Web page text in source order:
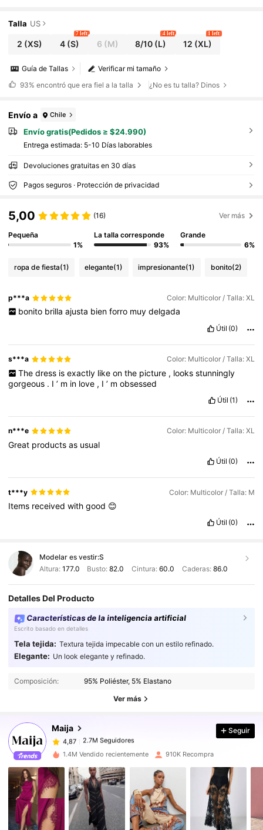
Talla US
2 (XS) 4(S)
7 left
6 (M) 8/10 (L)
4 left
12 (XL)
1 left
Verificar mi tamaño
Guía de Tallas
93% encontró que era fiel a la talla ¿No es tu talla? Dinos
Envío a Chile
Envío gratis(Pedidos ≥ $24.990)
Entrega estimada: 5-10 Días laborables
Devoluciones gratuitas en 30 días
Pagos seguros · Protección de privacidad
5,00 (16) Ver más
Pequeña
1%
La talla corresponde
93%
Grande
6%
ropa de fiesta(1) elegante(1) impresionante(1) bonito(2)
p***a Color: Multicolor / Talla: XL
bonito brilla ajusta bien forro muy delgada
Útil (0)
s***a Color: Multicolor / Talla: XL
The dress is exactly like on the picture , looks stunningly
gorgeous . I’ m in love , I’ mobsessed
Útil (1)
n***e Color: Multicolor / Talla: XL
Great productsas usual
Útil (0)
t***y Color: Multicolor / Talla: M
Items receivedwithgood 😊
Útil (0)
Modelar es vestir:S
Altura: 177.0 Busto:82.0 Cintura: 60.0 Caderas: 86.0
Detalles Del Producto
Características de la inteligencia artificial
Escrito basado en detalles
Tela tejida: Textura tejida impecable con un estilo refinado.
Elegante: Un look elegante y refinado.
Composición: 95% Poliéster, 5% Elastano
Ver más
Maija
4,87 2.7M Seguidores
2.7M Seguidores
4,87
c***p pagóHace 1 día
4,87 2.7M Seguidores
4,87 2.7M Seguidores
Seguir
1.4M Vendido recientemente 910K Recompra